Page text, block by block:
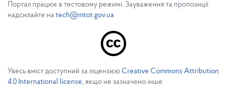
Портал працює в тестовому режимі. Зауваження та пропозиції
надсилайте на tech@mtot.gov.ua
Увесь вміст доступний за ліцензією Creative Commons Attribution
4.0 International license, якщо не зазначено інше